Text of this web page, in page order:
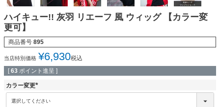
ハイキュー!! 灰羽 リエーフ 風 ウィッグ 【カラー変
更可】
商品番号 895
当店特別価格 ¥6,930税込
[ 63 ポイント進呈 ]
カラー変更
(
必
須